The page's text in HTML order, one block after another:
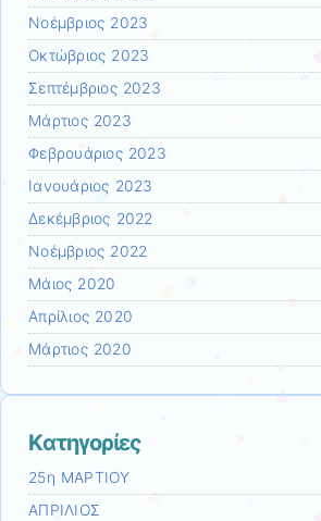
Νοέμβριος 2023
Οκτώβριος 2023
Σεπτέμβριος 2023
Μάρτιος 2023
Φεβρουάριος 2023
Ιανουάριος 2023
Δεκέμβριος 2022
Νοέμβριος 2022
Μάιος 2020
Απρίλιος 2020
Μάρτιος 2020
Kατηγορίες
25η ΜΑΡΤΙΟΥ
ΑΠΡΙΛΙΟΣ